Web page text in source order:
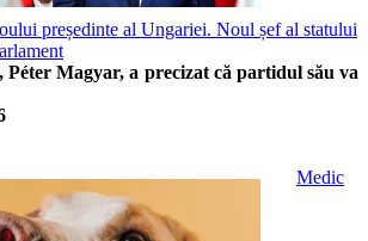
președinte al Ungariei. Noul șef al statului
Magyar, a precizat că partidul său va
Medic